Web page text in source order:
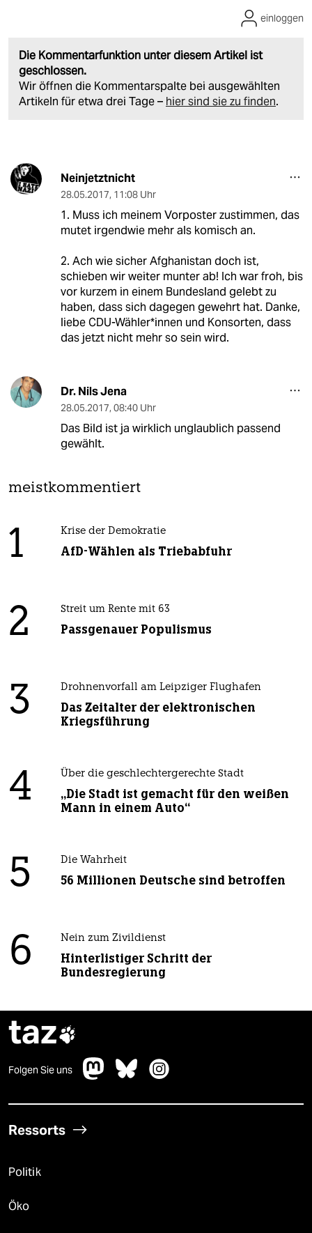
Die Kommentarfunktion unter diesem Artikel ist
geschlossen.
Wir öffnen die Kommentarspalte bei ausgewählten
Artikeln für etwa drei Tage – hier sind sie zu finden.
einloggen
Neinjetztnicht
28.05.2017, 11:08 Uhr
1. Muss ich meinem Vorposter zustimmen, das
mutet irgendwie mehr als komisch an.
2. Ach wie sicher Afghanistan doch ist,
schieben wir weiter munter ab! Ich war froh, bis
vor kurzem in einem Bundesland gelebt zu
haben, dass sich dagegen gewehrt hat. Danke,
liebe CDU-Wähler*innen und Konsorten, dass
das jetzt nicht mehr so sein wird.
Dr. Nils Jena
28.05.2017, 08:40 Uhr
Das Bild ist ja wirklich unglaublich passend
gewählt.
meistkommentiert
1 Krise der Demokratie
AfD-Wählen als Triebabfuhr
2 Streit um Rente mit 63
Passgenauer Populismus
3 Drohnenvorfall am Leipziger Flughafen
Das Zeitalter der elektronischen
Kriegsführung
4 Über die geschlechtergerechte Stadt
„Die Stadt ist gemacht für den weißen
Mann in einem Auto“
5 Die Wahrheit
56 Millionen Deutsche sind betroffen
6 Nein zum Zivildienst
Hinterlistiger Schritt der
Bundesregierung
taz
Folgen Sie uns
Ressorts
Politik
Öko